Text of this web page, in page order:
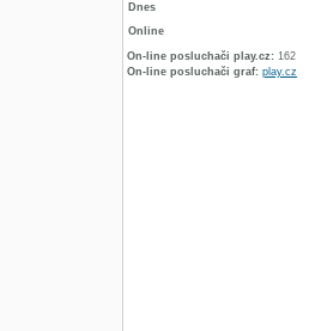
Dnes
Online
On-line posluchači play.cz: 162
On-line posluchači graf: play.cz